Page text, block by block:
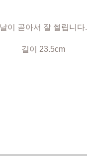
날이 곧아서 잘 썰립니다.
길이 23.5cm